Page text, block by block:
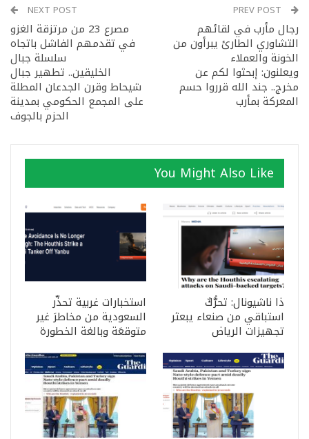
رجال مأرب في لقائهم
التشاوري الطارئ يبرأون من
الخونة والعملاء
ويعلنون: إبحثوا لكم عن
مخرج.. جند الله قرروا حسم
المعركة بمأرب
NEXT POST
مصرع 23 من مرتزقة الغزو
في تقدمهم الفاشل باتجاه
سلسلة جبال
الخليقين.. تطهير جبال
شيحاط وقرن الجدعان المطلة
على المجمع الحكومي بمدينة
الحزم بالجوف
You Might Also Like
ذا ناشيونال: تحرُّكٌ
استباقي من صنعاء يبعثر
تجهيزات الرياض
استخبارات غربية تحذّر
السعودية من مخاطرَ غير
متوقعَة وبالغة الخطورة